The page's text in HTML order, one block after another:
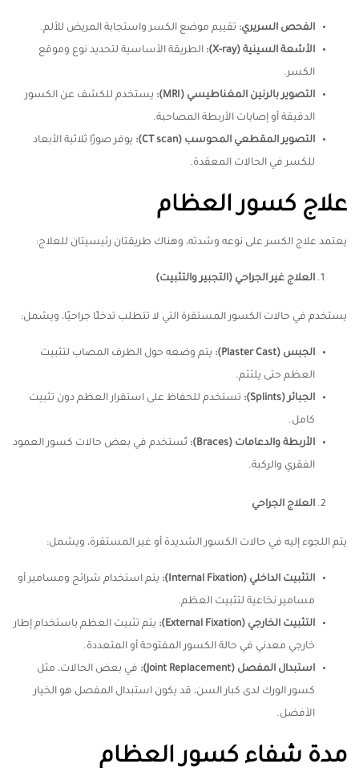
الفحص السريري:تقييم موضع الكسر واستجابة المريض للألم.
الأشعة السينية(X-ray):
الطريقة الأساسية لتحديد نوع وموقع
الكسر.
التصوير بالرنين المغناطيسي(MRI):
يستخدم للكشف عن الكسور
الدقيقة أو إصابات الأربطة المصاحبة.
التصوير المقطعي المحوسب(CT scan):
يوفر صورًا ثلاثية الأبعاد
للكسر في الحالات المعقدة.
علاج كسور العظام
يعتمد علاج الكسر على نوعه وشدته، وهناك طريقتان رئيسيتان للعلاج:
العلاج غير الجراحي (التجبير والتثبيت)
يستخدم في حالات الكسور المستقرة التي لا تتطلب تدخلًا جراحيًا، ويشمل:
الجبس(Plaster Cast):
يتم وضعه حول الطرف المصاب لتثبيت
العظم حتى يلتئم.
الجبائر(Splints):
تستخدم للحفاظ على استقرار العظم دون تثبيت
كامل.
الأربطة والدعامات(Braces):
تُستخدم في بعض حالات كسور العمود
الفقري والركبة.
العلاج الجراحي
يتم اللجوء إليه في حالات الكسور الشديدة أو غير المستقرة، ويشمل:
التثبيت الداخلي(Internal Fixation):
يتم استخدام شرائح ومسامير أو
مسامير نخاعية لتثبيت العظم.
التثبيت الخارجي(External Fixation):
يتم تثبيت العظم باستخدام إطار
خارجي معدني في حالة الكسور المفتوحة أو المتعددة.
استبدال المفصل(Joint Replacement):
في بعض الحالات، مثل
كسور الورك لدى كبار السن، قد يكون استبدال المفصل هو الخيار
الأفضل.
مدة شفاء كسور العظام